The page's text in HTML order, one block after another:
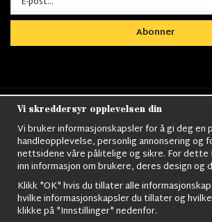
Abonner
Nordens största utbud av
kläder,Militärtöverskott, Militärutrustning,
utrustning,väktarkläder,Militärbyxor,
Jackor,Bomberjackor,Militärkängor,Militära
kläder,Sjömanskläder,Paracord,
Militärknivar Knivhandskar
Vi skreddersyr opplevelsen din
Vi bruker informasjonskapsler for å gi deg en
handleopplevelse, personlig annonsering og
nettsidene våre pålitelige og sikre. For dette
inn informasjon om brukere, deres design og
Klikk "OK" hvis du tillater alle
hvilke informasjonskapsler du tillater og
klikke på "Innstillinger" nedenfor.